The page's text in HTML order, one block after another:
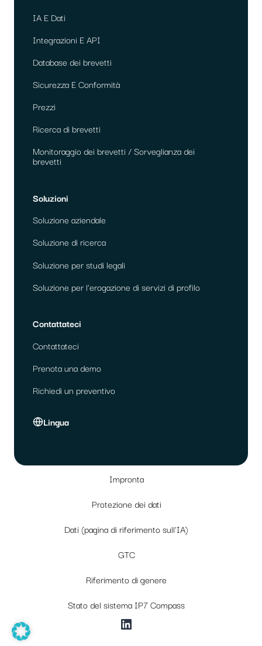
IA E Dati
Integrazioni E API
Database dei brevetti
Sicurezza E Conformità
Prezzi
Ricerca di brevetti
Monitoraggio dei brevetti / Sorveglianza dei
brevetti
Soluzioni
Soluzione aziendale
Soluzione di ricerca
Soluzione per studi legali
Soluzione per l'erogazione di servizi di profilo
Contattateci
Contattateci
Prenota una demo
Richiedi un preventivo
Lingua
Impronta
Protezione dei dati
Dati (pagina di riferimento sull'IA)
GTC
Riferimento di genere
Stato del sistema IP7 Compass
LinkedIn